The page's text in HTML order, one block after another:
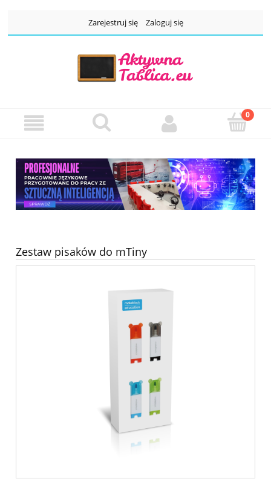
Zarejestruj się Zaloguj się
Zestaw pisaków do mTiny